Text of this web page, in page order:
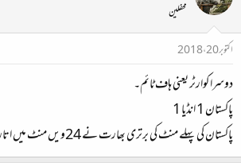
محفلین
اکتوبر 20، 2018
دوسرا کوارٹر یعنی ہاف ٹائم۔
پاکستان 1 انڈیا 1
پاکستان کی پہلے منٹ کی برتری بھارت نے 24ویں منٹ میں اتار دی۔